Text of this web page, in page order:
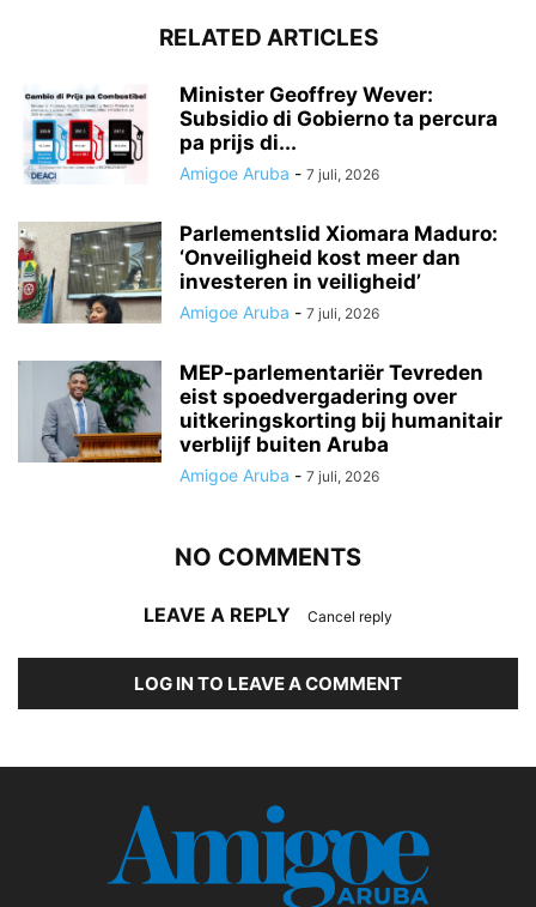
RELATED ARTICLES
Minister Geoffrey Wever:
Subsidio di Gobierno ta percura
pa prijs di...
Amigoe Aruba - 7 juli, 2026
Parlementslid Xiomara Maduro:
‘Onveiligheid kost meer dan
investeren in veiligheid’
Amigoe Aruba - 7 juli, 2026
MEP-parlementariër Tevreden
eist spoedvergadering over
uitkeringskorting bij humanitair
verblijf buiten Aruba
Amigoe Aruba - 7 juli, 2026
NO COMMENTS
LEAVE A REPLY Cancel reply
LOG IN TO LEAVE A COMMENT